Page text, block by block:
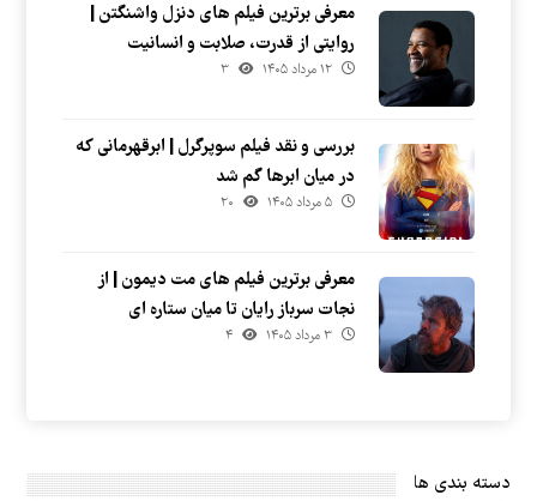
معرفی برترین فیلم های دنزل واشنگتن |
روایتی از قدرت، صلابت و انسانیت
۱۲ مرداد ۱۴۰۵ ۳
بررسی و نقد فیلم سوپرگرل | ابرقهرمانی که
در میان ابرها گم شد
۵ مرداد ۱۴۰۵ ۲۰
معرفی برترین فیلم های مت دیمون | از
نجات سرباز رایان تا میان ستاره ای
۳ مرداد ۱۴۰۵ ۴
دسته بندی ها